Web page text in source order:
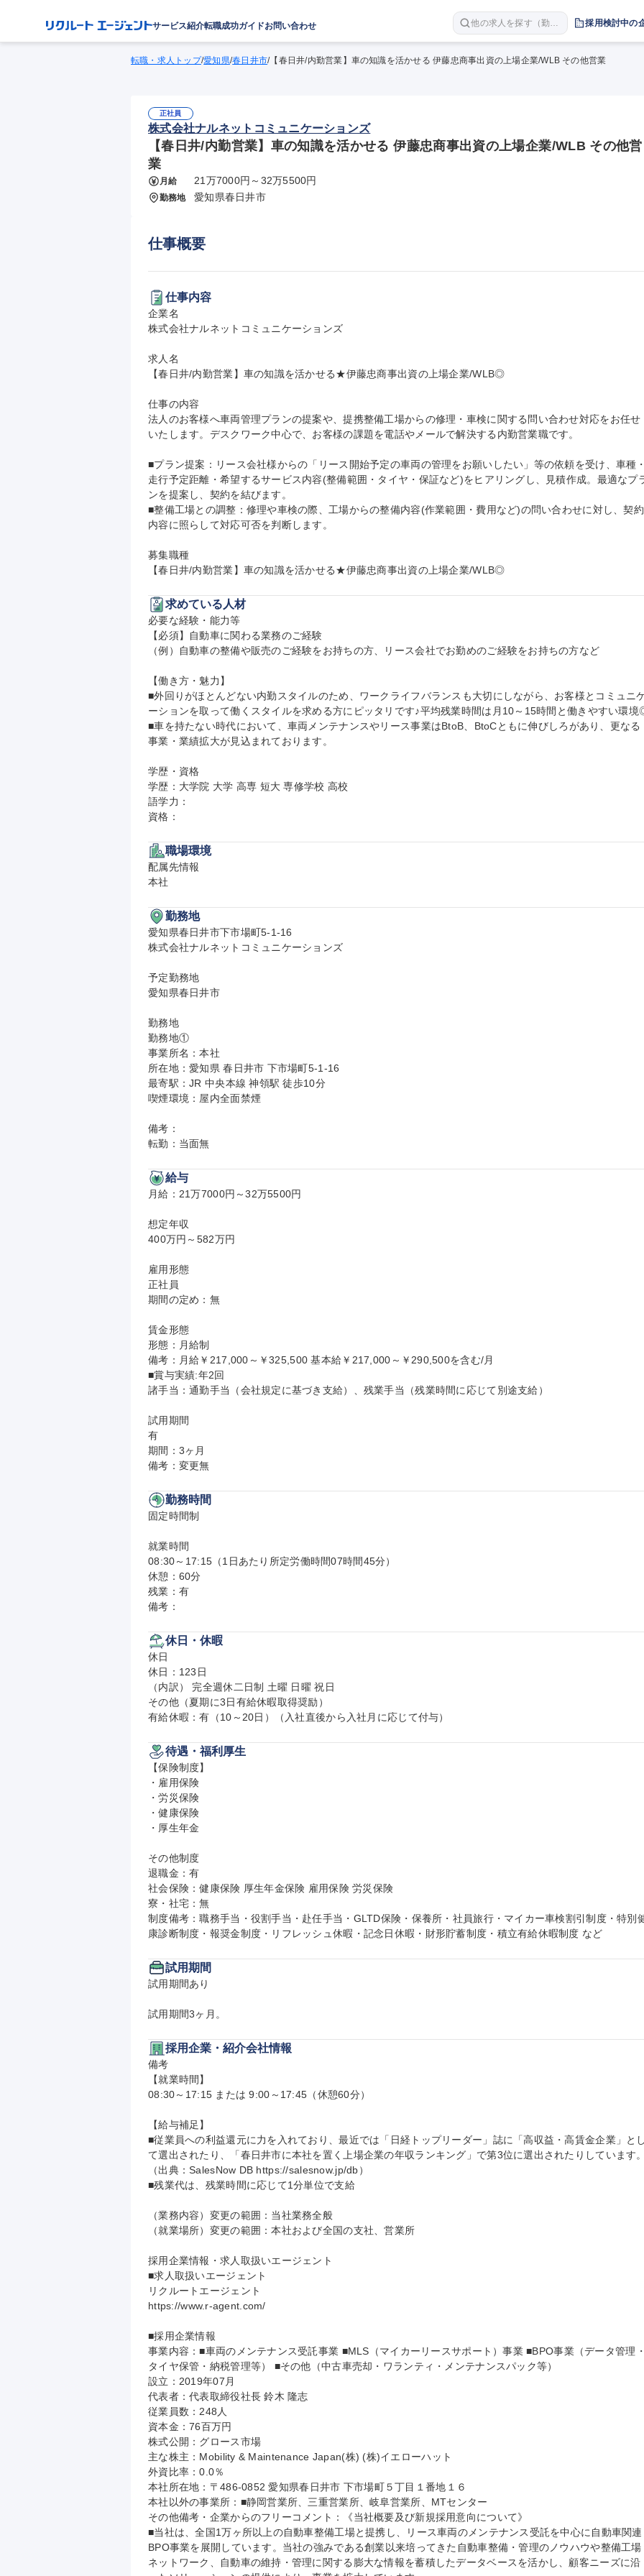
サービス紹介転職成功ガイドお問い合わせ
他の求人を探す（勤務
地 職種 年収など）
採用検討中の
転職・求人トップ/愛知県/春日井市/【春日井/内勤営業】車の知識を活かせる 伊藤忠商事出資の上場企業/WLB その他営業
正社員
株式会社ナルネットコミュニケーションズ
【春日井/内勤営業】車の知識を活かせる 伊藤忠商事出資の上場企業/WLB その他営
業
月給 21万7000円～32万5500円
勤務地 愛知県春日井市
仕事概要
仕事内容
企業名
株式会社ナルネットコミュニケーションズ
求人名
【春日井/内勤営業】車の知識を活かせる★伊藤忠商事出資の上場企業/WLB◎
仕事の内容
法人のお客様へ車両管理プランの提案や、提携整備工場からの修理・車検に関する問い合わせ対応をお任せ
いたします。デスクワーク中心で、お客様の課題を電話やメールで解決する内勤営業職です。
■プラン提案：リース会社様からの「リース開始予定の車両の管理をお願いしたい」等の依頼を受け、車種
走行予定距離・希望するサービス内容(整備範囲・タイヤ・保証など)をヒアリングし、見積作成。最適なプ
ンを提案し、契約を結びます。
■整備工場との調整：修理や車検の際、工場からの整備内容(作業範囲・費用など)の問い合わせに対し、契約
内容に照らして対応可否を判断します。
募集職種
【春日井/内勤営業】車の知識を活かせる★伊藤忠商事出資の上場企業/WLB◎
求めている人材
必要な経験・能力等
【必須】自動車に関わる業務のご経験
（例）自動車の整備や販売のご経験をお持ちの方、リース会社でお勤めのご経験をお持ちの方など
【働き方・魅力】
■外回りがほとんどない内勤スタイルのため、ワークライフバランスも大切にしながら、お客様とコミュニ
ーションを取って働くスタイルを求める方にピッタリです♪平均残業時間は月10～15時間と働きやすい環
■車を持たない時代において、車両メンテナンスやリース事業はBtoB、BtoCともに伸びしろがあり、更なる
事業・業績拡大が見込まれております。
学歴・資格
学歴：大学院 大学 高専 短大 専修学校 高校
語学力：
資格：
職場環境
配属先情報
本社
勤務地
愛知県春日井市下市場町5-1-16
株式会社ナルネットコミュニケーションズ
予定勤務地
愛知県春日井市
勤務地
勤務地①
事業所名：本社
所在地：愛知県 春日井市 下市場町5-1-16
最寄駅：JR 中央本線 神領駅 徒歩10分
喫煙環境：屋内全面禁煙
備考：
転勤：当面無
給与
月給：21万7000円～32万5500円
想定年収
400万円～582万円
雇用形態
正社員
期間の定め：無
賃金形態
形態：月給制
備考：月給￥217,000～￥325,500 基本給￥217,000～￥290,500を含む/月
■賞与実績:年2回
諸手当：通勤手当（会社規定に基づき支給）、残業手当（残業時間に応じて別途支給）
試用期間
有
期間：3ヶ月
備考：変更無
勤務時間
固定時間制
就業時間
08:30～17:15（1日あたり所定労働時間07時間45分）
休憩：60分
残業：有
備考：
休日・休暇
休日
休日：123日
（内訳） 完全週休二日制 土曜 日曜 祝日
その他（夏期に3日有給休暇取得奨励）
有給休暇：有（10～20日）（入社直後から入社月に応じて付与）
待遇・福利厚生
【保険制度】
・雇用保険
・労災保険
・健康保険
・厚生年金
その他制度
退職金：有
社会保険：健康保険 厚生年金保険 雇用保険 労災保険
寮・社宅：無
制度備考：職務手当・役割手当・赴任手当・GLTD保険・保養所・社員旅行・マイカー車検割引制度・特別
康診断制度・報奨金制度・リフレッシュ休暇・記念日休暇・財形貯蓄制度・積立有給休暇制度 など
試用期間
試用期間あり
試用期間3ヶ月。
採用企業・紹介会社情報
備考
【就業時間】
08:30～17:15 または 9:00～17:45（休憩60分）
【給与補足】
■従業員への利益還元に力を入れており、最近では「日経トップリーダー」誌に「高収益・高賃金企業」と
て選出されたり、「春日井市に本社を置く上場企業の年収ランキング」で第3位に選出されたりしています
（出典：SalesNow DB https://salesnow.jp/db）
■残業代は、残業時間に応じて1分単位で支給
（業務内容）変更の範囲：当社業務全般
（就業場所）変更の範囲：本社および全国の支社、営業所
採用企業情報・求人取扱いエージェント
■求人取扱いエージェント
リクルートエージェント
https://www.r-agent.com/
■採用企業情報
事業内容：■車両のメンテナンス受託事業 ■MLS（マイカーリースサポート）事業 ■BPO事業（データ管理
タイヤ保管・納税管理等） ■その他（中古車売却・ワランティ・メンテナンスパック等）
設立：2019年07月
代表者：代表取締役社長 鈴木 隆志
従業員数：248人
資本金：76百万円
株式公開：グロース市場
主な株主：Mobility & Maintenance Japan(株) (株)イエローハット
外資比率：0.0％
本社所在地：〒486-0852 愛知県春日井市 下市場町５丁目１番地１６
本社以外の事業所：■静岡営業所、三重営業所、岐阜営業所、MTセンター
その他備考・企業からのフリーコメント：《当社概要及び新規採用意向について》
■当社は、全国1万ヶ所以上の自動車整備工場と提携し、リース車両のメンテナンス受託を中心に自動車関連
BPO事業を展開しています。当社の強みである創業以来培ってきた自動車整備・管理のノウハウや整備工場
ネットワーク、自動車の維持・管理に関する膨大な情報を蓄積したデータベースを活かし、顧客ニーズに沿